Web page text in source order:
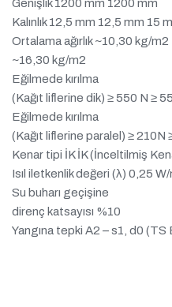
Genişlik 1200 mm 1200 mm
Kalınlık 12,5 mm 12,5 mm 15
Ortalama ağırlık ~10,30 kg/
~16,30 kg/m2
Eğilmede kırılma
(Kağıt liflerine dik) ≥ 550 N ≥
Eğilmede kırılma
(Kağıt liflerine paralel) ≥ 210N
Kenar tipi İK İK (İnceltilmiş
Isıl iletkenlik değeri (λ) 0,25
Su buharı geçişine
direnç katsayısı %10
Yangına tepki A2 – s1, d0 (TS